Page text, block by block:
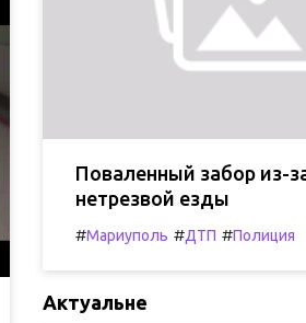
Поваленный забор из-
нетрезвой езды
#Мариуполь #ДТП #Полиция
Актуальне